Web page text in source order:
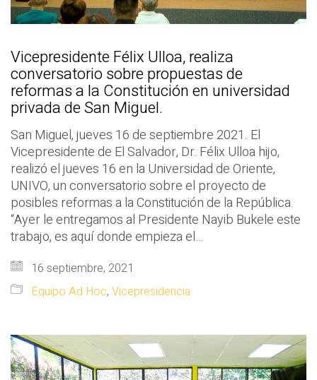
Vicepresidente Félix Ulloa, realiza
conversatorio sobre propuestas de
reformas a la Constitución en universidad
privada de San Miguel.
San Miguel, jueves 16 de septiembre 2021. El
Vicepresidente de El Salvador, Dr. Félix Ulloa hijo,
realizó el jueves 16 en la Universidad de Oriente,
UNIVO, un conversatorio sobre el proyecto de
posibles reformas a la Constitución de la República.
“Ayer le entregamos al Presidente Nayib Bukele este
trabajo, es aquí donde empieza el…
16 septiembre, 2021
Equipo Ad Hoc, Vicepresidencia